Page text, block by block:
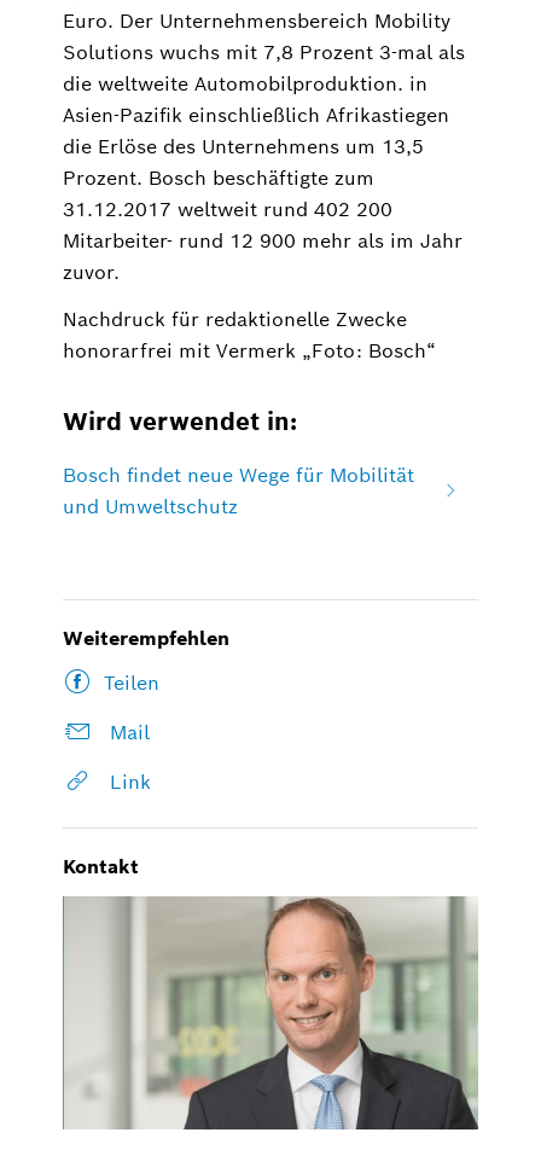
Euro. Der Unternehmensbereich Mobility
Solutions wuchs mit 7,8 Prozent 3-mal als
die weltweite Automobilproduktion. in
Asien-Pazifik einschließlich Afrikastiegen
die Erlöse des Unternehmens um 13,5
Prozent. Bosch beschäftigte zum
31.12.2017 weltweit rund 402 200
Mitarbeiter- rund 12 900 mehr als im Jahr
zuvor.
Nachdruck für redaktionelle Zwecke
honorarfrei mit Vermerk „Foto: Bosch“
Wird verwendet in:
Bosch findet neue Wege für Mobilität
und Umweltschutz
Weiterempfehlen
Teilen
Mail
Link
Kontakt